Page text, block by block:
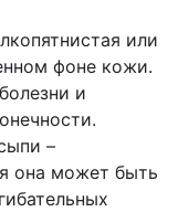
или
фоне кожи.
и
–
она может быть